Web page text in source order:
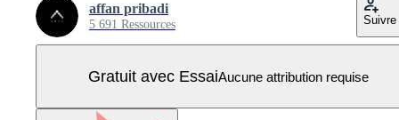
affan pribadi
5 691 Ressources Suivre
Gratuit avec EssaiAucune attribution requise